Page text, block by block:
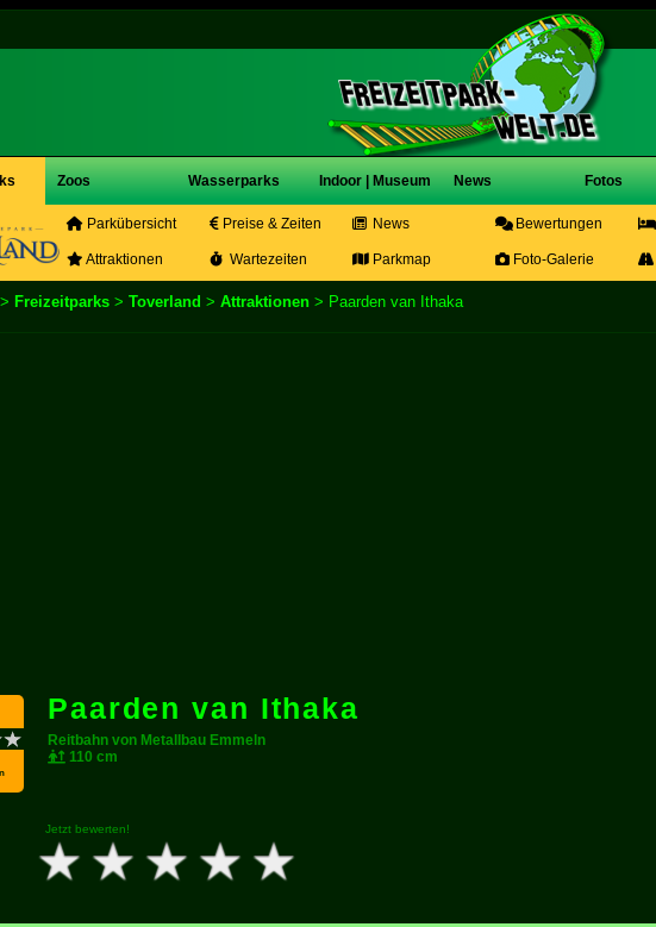
Zoos Wasserparks Indoor | Museum News Fotos
Parkübersicht Preise & Zeiten News Bewertungen
Attraktionen Wartezeiten Parkmap Foto-Galerie
> Freizeitparks > Toverland > Attraktionen > Paarden van Ithaka
Paarden van Ithaka
Reitbahn von Metallbau Emmeln
110 cm
Jetzt bewerten!